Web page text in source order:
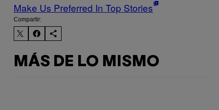
Make Us Preferred In Top Stories
Compartir:
MÁS DE LO MISMO